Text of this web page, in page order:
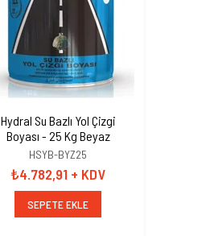
Hydral Su Bazlı Yol Çizgi
Boyası - 25 Kg Beyaz
HSYB-BYZ25
₺4.782,91 + KDV
SEPETE EKLE